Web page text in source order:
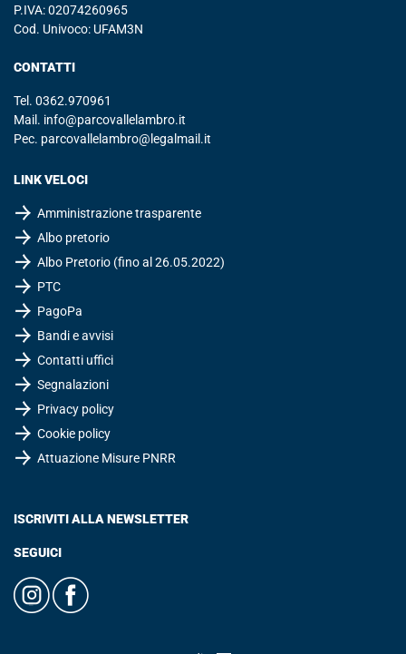
P.IVA: 02074260965
Cod. Univoco: UFAM3N
CONTATTI
Tel. 0362.970961
Mail. info@parcovallelambro.it
Pec. parcovallelambro@legalmail.it
LINK VELOCI
Amministrazione trasparente
Albo pretorio
Albo Pretorio (fino al 26.05.2022)
PTC
PagoPa
Bandi e avvisi
Contatti uffici
Segnalazioni
Privacy policy
Cookie policy
Attuazione Misure PNRR
ISCRIVITI ALLA NEWSLETTER
SEGUICI